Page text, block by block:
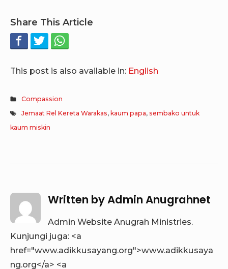
Share This Article
This post is also available in: English
Compassion
Jemaat Rel Kereta Warakas, kaum papa,sembako untuk
kaum miskin
Written byAdmin Anugrahnet
Admin Website Anugrah Ministries.
Kunjungi juga: <a
href="www.adikkusayang.org">www.adikkusaya
ng.org</a> <a